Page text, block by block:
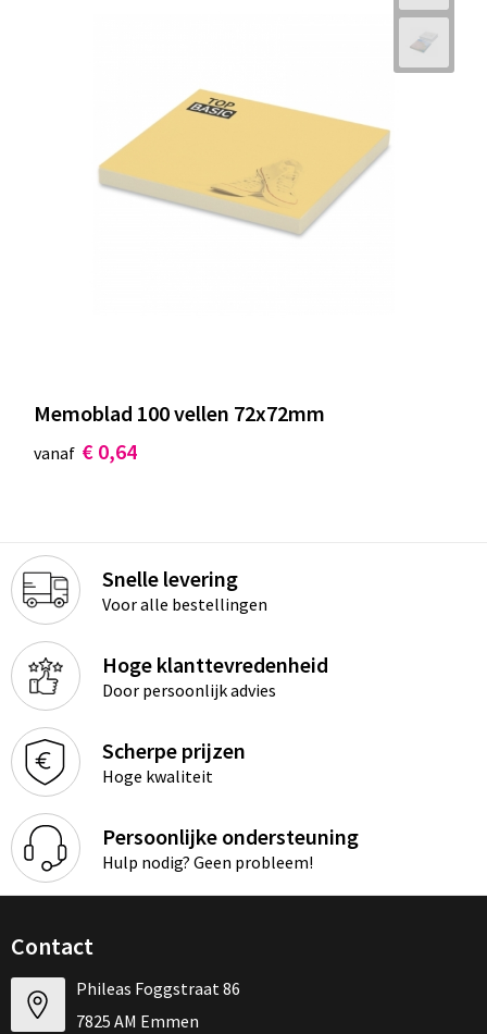
Memoblad 100 vellen 72x72mm
vanaf € 0,64
Snelle levering
Voor alle bestellingen
Hoge klanttevredenheid
Door persoonlijk advies
Scherpe prijzen
Hoge kwaliteit
Persoonlijke ondersteuning
Hulp nodig? Geen probleem!
Contact
Phileas Foggstraat 86
7825 AM Emmen